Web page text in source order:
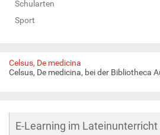
Schularten
Sport
Celsus, De medicina
Celsus, De medicina, bei der Bibliotheca
E-Learning im Lateinunterricht